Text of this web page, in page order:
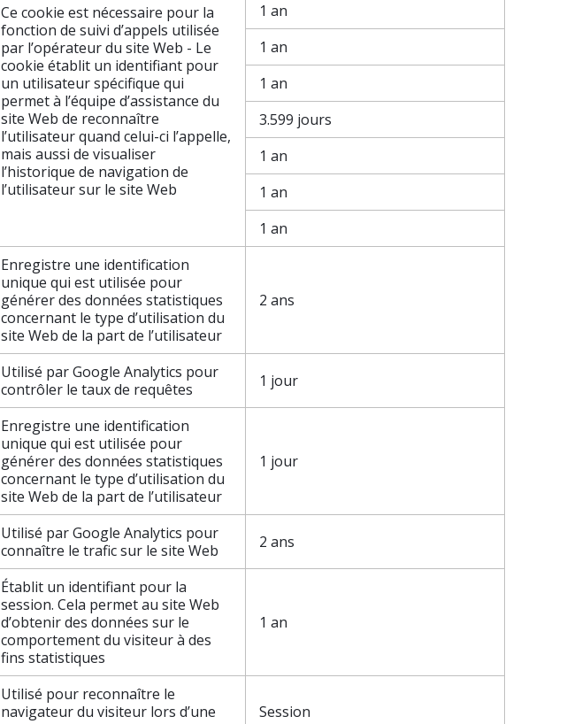
Ce cookie est nécessaire pour la
fonction de suivi d’appels utilisée
par l’opérateur du site Web - Le
cookie établit un identifiant pour
un utilisateur spécifique qui
permet à l’équipe d’assistance du
site Web de reconnaître
l’utilisateur quand celui-ci l’appelle,
mais aussi de visualiser
l’historique de navigation de
l’utilisateur sur le site Web
1 an
1 an
1 an
3.599 jours
1 an
1 an
1 an
Enregistre une identification
unique qui est utilisée pour
générer des données statistiques
concernant le type d’utilisation du
site Web de la part de l’utilisateur
2 ans
Utilisé par Google Analytics pour
contrôler le taux de requêtes
1 jour
Enregistre une identification
unique qui est utilisée pour
générer des données statistiques
concernant le type d’utilisation du
site Web de la part de l’utilisateur
1 jour
Utilisé par Google Analytics pour
connaître le trafic sur le site Web
2 ans
Établit un identifiant pour la
session. Cela permet au site Web
d’obtenir des données sur le
comportement du visiteur à des
fins statistiques
1 an
Utilisé pour reconnaître le
navigateur du visiteur lors d’une
Session